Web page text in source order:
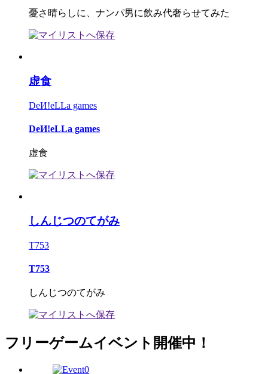
憂さ晴らしに、ナンパ男に飲み代奢らせてみた
虚食
DeИ!eLLa games
DeИ!eLLa games
虚食
しんじつのてがみ
T753
T753
しんじつのてがみ
フリーゲームイベント開催中！